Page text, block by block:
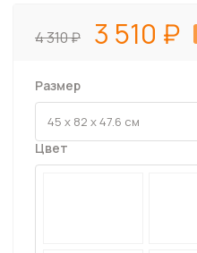
4 310 3 510
Размер
Цвет